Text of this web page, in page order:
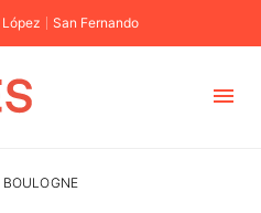
San Fernando
BOULOGNE